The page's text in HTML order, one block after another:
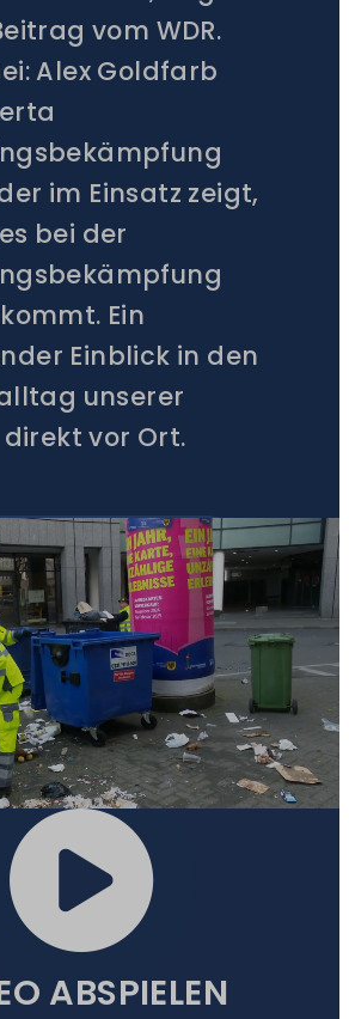
vom WDR.
Alex Goldfarb
im Einsatz zeigt,
bei der
Ein
Einblick in den
unserer
direkt vor Ort.
ABSPIELEN